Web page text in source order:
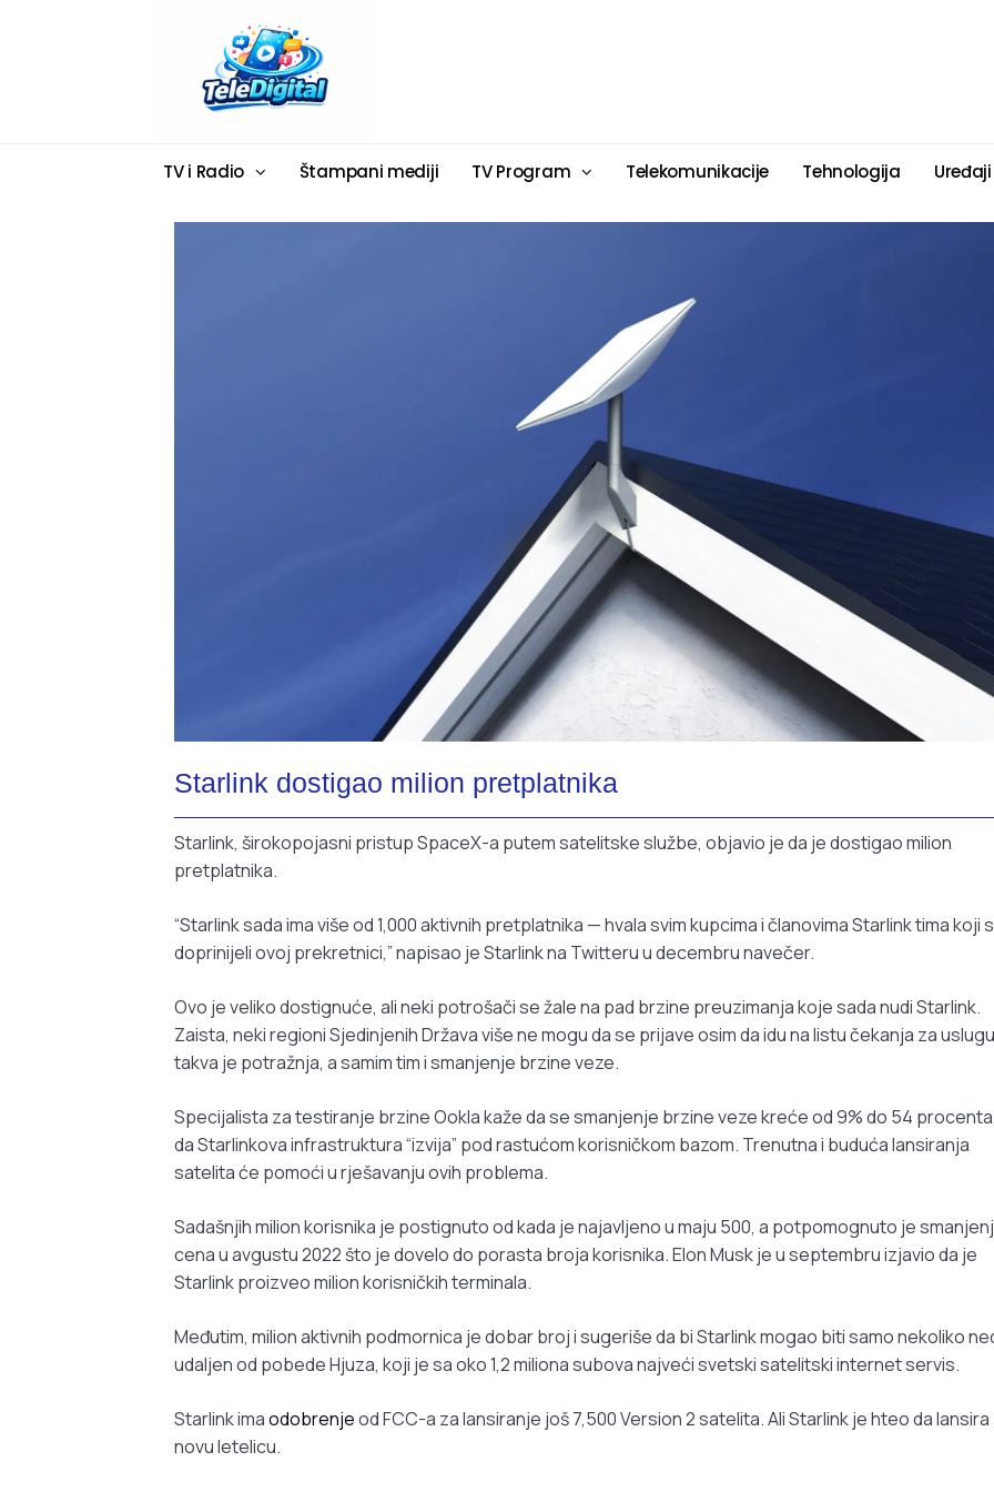
TV i Radio Štampani mediji TV Program Telekomunikacije Tehnologija Uređaji
Starlink dostigao milion pretplatnika
Starlink, širokopojasni pristup SpaceX-a putem satelitske službe, objavio je da je dostigao milion
pretplatnika.
“Starlink sada ima više od 1,000 aktivnih pretplatnika — hvala svim kupcima i članovima Starlink tima koji
doprinijeli ovoj prekretnici,” napisao je Starlink na Twitteru u decembru navečer.
Ovo je veliko dostignuće, ali neki potrošači se žale na pad brzine preuzimanja koje sada nudi Starlink.
Zaista, neki regioni Sjedinjenih Država više ne mogu da se prijave osim da idu na listu čekanja za
takva je potražnja, a samim tim i smanjenje brzine veze.
Specijalista za testiranje brzine Ookla kaže da se smanjenje brzine veze kreće od 9% do 54
da Starlinkova infrastruktura “izvija” pod rastućom korisničkom bazom. Trenutna i buduća lansiranja
satelita će pomoći u rješavanju ovih problema.
Sadašnjih milion korisnika je postignuto od kada je najavljeno u maju 500, a potpomognuto je
cena u avgustu 2022 što je dovelo do porasta broja korisnika. Elon Musk je u septembru izjavio da je
Starlink proizveo milion korisničkih terminala.
Međutim, milion aktivnih podmornica je dobar broj i sugeriše da bi Starlink mogao biti samo nekoliko
udaljen od pobede Hjuza, koji je sa oko 1,2 miliona subova najveći svetski satelitski internet servis.
Starlink imaodobrenjeod FCC-a za lansiranje još 7,500 Version 2 satelita. Ali Starlink je hteo da lansira
novu letelicu.